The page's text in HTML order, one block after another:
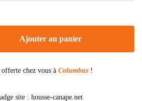
Ajouter au panier
chez vous à Columbus !